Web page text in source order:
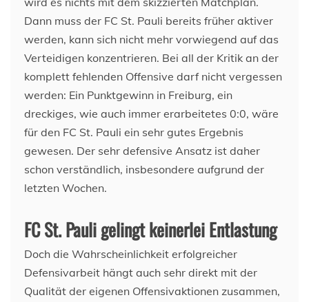
Dann muss der FC St. Pauli bereits früher aktiver
werden, kann sich nicht mehr vorwiegend auf das
Verteidigen konzentrieren. Bei all der Kritik an der
komplett fehlenden Offensive darf nicht vergessen
werden: Ein Punktgewinn in Freiburg, ein
dreckiges, wie auch immer erarbeitetes 0:0, wäre
für den FC St. Pauli ein sehr gutes Ergebnis
gewesen. Der sehr defensive Ansatz ist daher
schon verständlich, insbesondere aufgrund der
letzten Wochen.
FC St. Pauli gelingt keinerlei Entlastung
Doch die Wahrscheinlichkeit erfolgreicher
Defensivarbeit hängt auch sehr direkt mit der
Qualität der eigenen Offensivaktionen zusammen,